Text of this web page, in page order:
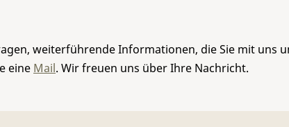
weiterführende Informationen, die Sie mit uns
eine Mail. Wir freuen uns über Ihre Nachricht.